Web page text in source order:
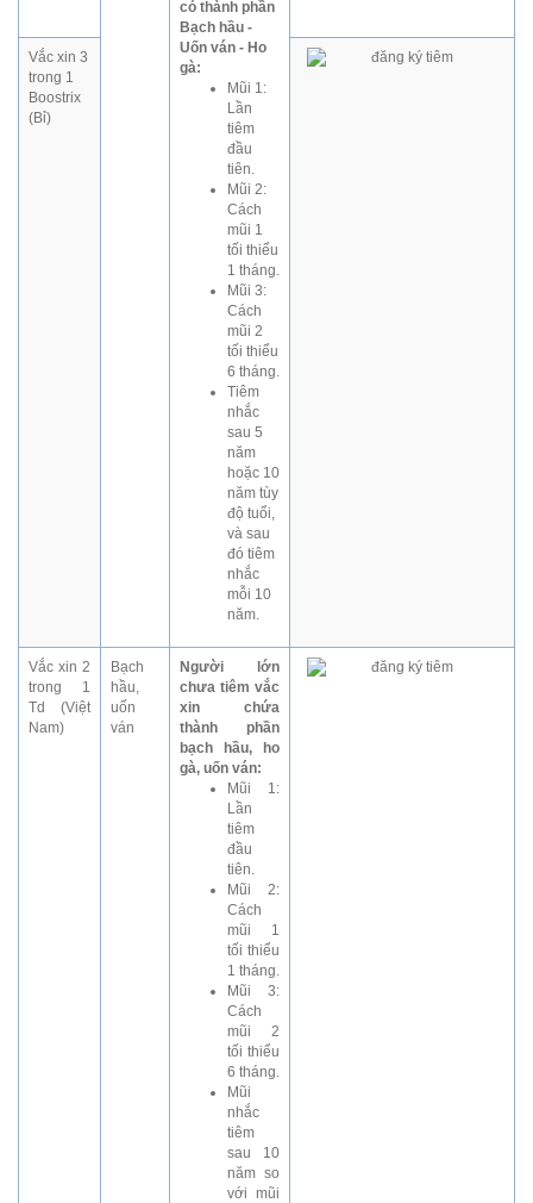
có thành phần
Bạch hầu -
Uốn ván - Ho
gà:
Mũi 1:
Lần
tiêm
đầu
tiên.
Mũi 2:
Cách
mũi 1
tối thiểu
1 tháng.
Mũi 3:
Cách
mũi 2
tối thiểu
6 tháng.
Tiêm
nhắc
sau 5
năm
hoặc 10
năm tùy
độ tuổi,
và sau
đó tiêm
nhắc
mỗi 10
năm.
Vắc xin 3
trong 1
Boostrix
(Bỉ)
Vắc xin 2
trong 1
Td (Việt
Nam)
Bạch
hầu,
uốn
ván
Người lớn
chưa tiêm vắc
xin chứa
thành phần
bạch hầu, ho
gà, uốn ván:
Mũi 1:
Lần
tiêm
đầu
tiên.
Mũi 2:
Cách
mũi 1
tối thiểu
1 tháng.
Mũi 3:
Cách
mũi 2
tối thiểu
6 tháng.
Mũi
nhắc
tiêm
sau 10
năm so
với mũi